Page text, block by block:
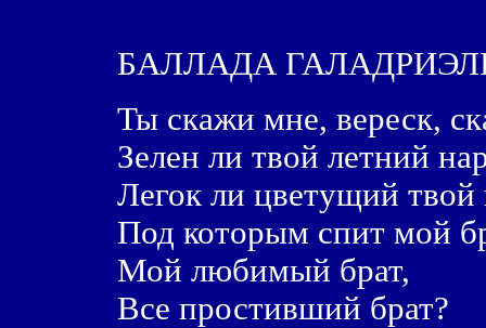
БАЛЛАДА
Ты скажи мне, вереск,
Зелен ли твой летний
Легок ли цветущий твой
Под которым спит мой
Мой любимый брат,
Все простивший брат?